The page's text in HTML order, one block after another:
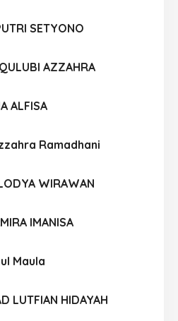
SETYONO
AZZAHRA
ALFISA
Ramadhani
WIRAWAN
IMANISA
Maula
LUTFIAN HIDAYAH